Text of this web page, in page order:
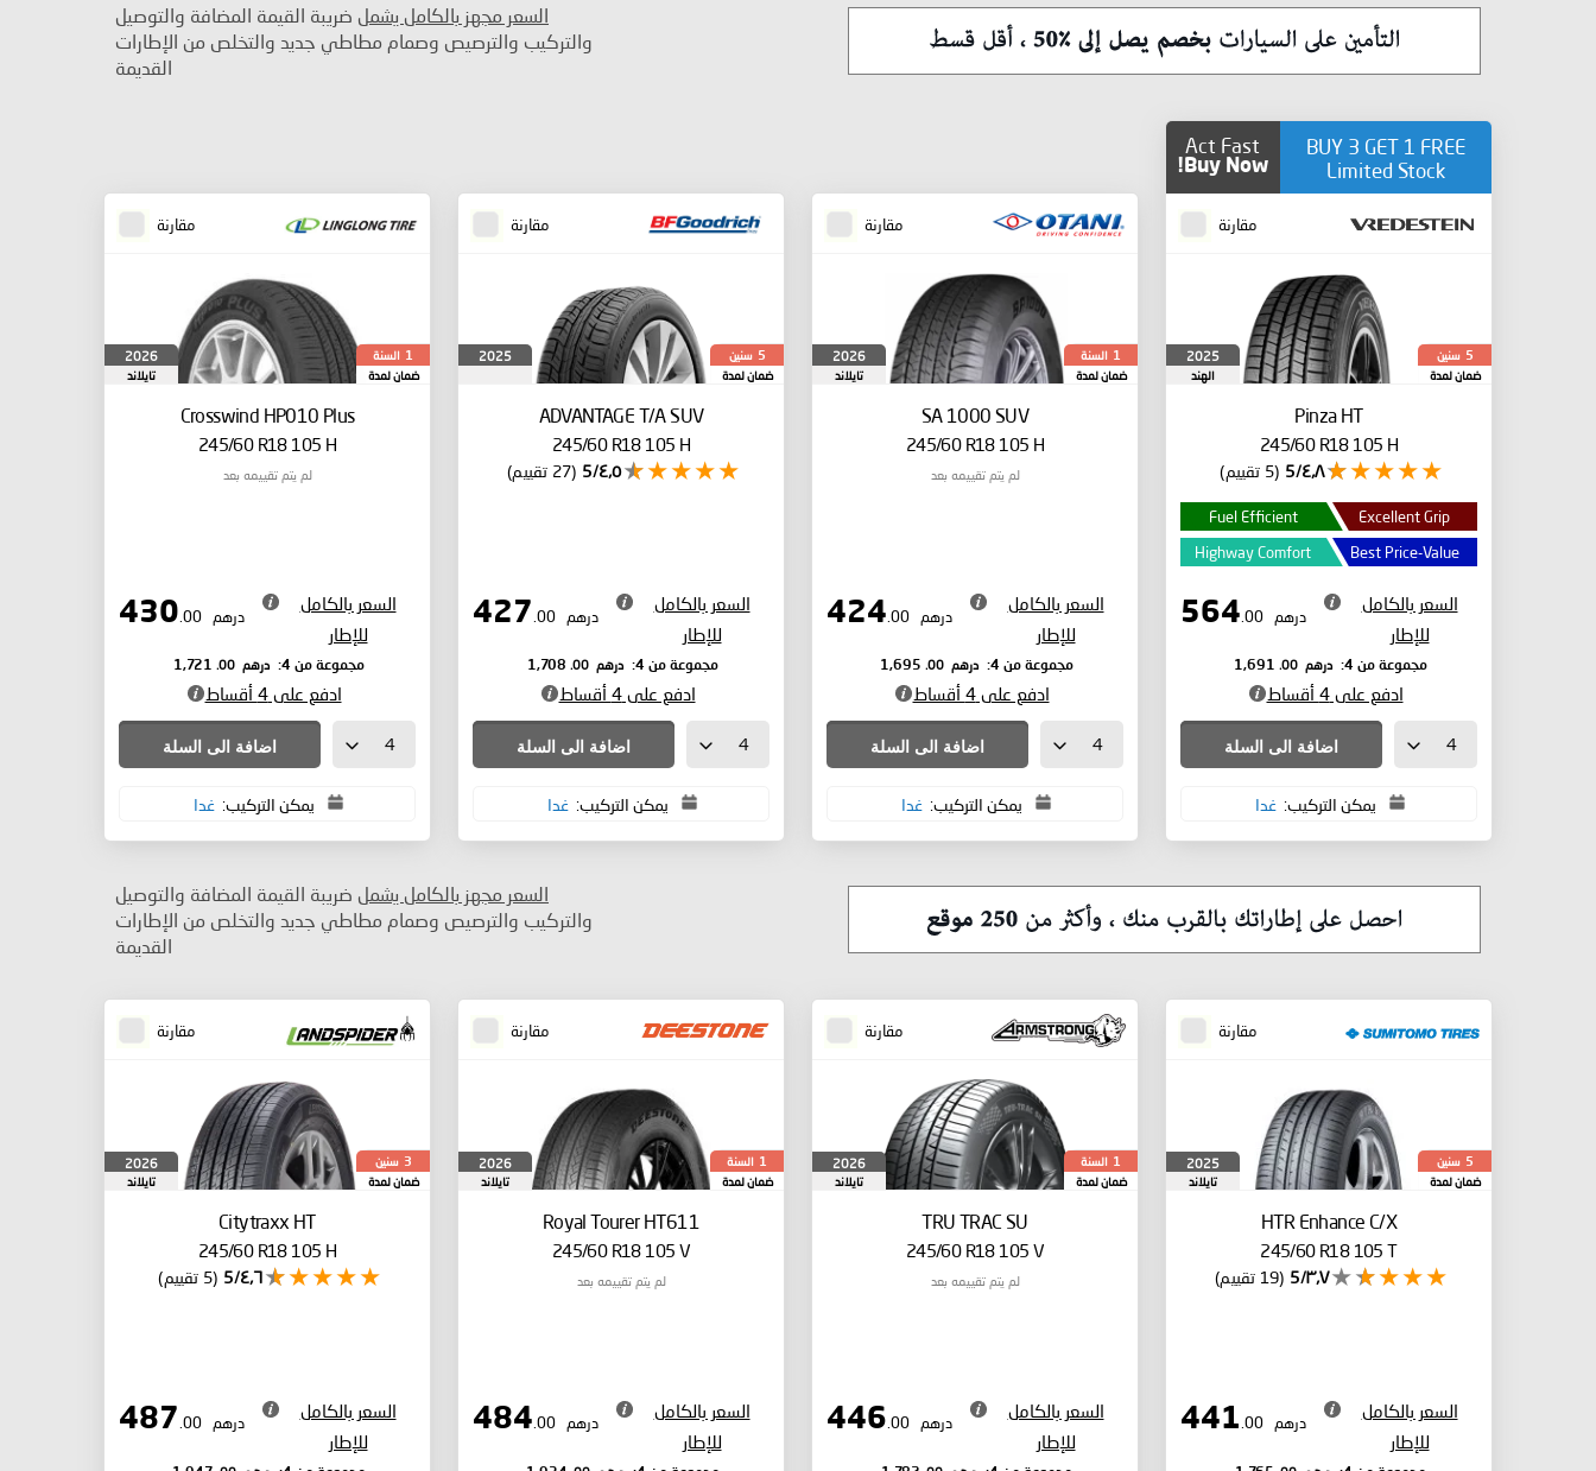
السعر مجهز بالكامل يشمل ضريبة القيمة المضافة والتوصيل
والتركيب والترصيص وصمام مطاطي جديد والتخلص من الإطارات
القديمة
BUY 3 GET 1 FREE
Limited Stock
Act Fast
Buy Now!
مقارنة
5 سنين
ضمان لمدة
2025
الهند
Pinza HT
245/60 R18 105 H
٤٫٨/5 (5 تقييم)
Excellent Grip
Fuel Efficient
Best Price-Value
Highway Comfort
السعر بالكامل
للإطار
درهم .00
مجموعة من 4: درهم .00
ادفع على 4 أقساط
اضافة الى السلة
يمكن التركيب: غدا
مقارنة
1 السنة
ضمان لمدة
2026
تايلاند
SA 1000 SUV
245/60 R18 105 H
لم يتم تقييمه بعد
السعر بالكامل
للإطار
درهم .00
مجموعة من 4: درهم .00
ادفع على 4 أقساط
اضافة الى السلة
يمكن التركيب: غدا
مقارنة
5 سنين
ضمان لمدة
2025
ADVANTAGE T/A SUV
245/60 R18 105 H
٤٫٥/5 (27 تقييم)
السعر بالكامل
للإطار
درهم .00
مجموعة من 4: درهم .00
ادفع على 4 أقساط
اضافة الى السلة
يمكن التركيب: غدا
مقارنة
1 السنة
ضمان لمدة
2026
تايلاند
Crosswind HP010 Plus
245/60 R18 105 H
لم يتم تقييمه بعد
السعر بالكامل
للإطار
درهم .00
مجموعة من 4: درهم .00
ادفع على 4 أقساط
اضافة الى السلة
يمكن التركيب: غدا
السعر مجهز بالكامل يشمل ضريبة القيمة المضافة والتوصيل
والتركيب والترصيص وصمام مطاطي جديد والتخلص من الإطارات
القديمة
مقارنة
5 سنين
ضمان لمدة
2025
تايلاند
HTR Enhance C/X
245/60 R18 105 T
٣٫٧/5 (19 تقييم)
السعر بالكامل
للإطار
درهم .00
مقارنة
1 السنة
ضمان لمدة
2026
تايلاند
TRU TRAC SU
245/60 R18 105 V
لم يتم تقييمه بعد
السعر بالكامل
للإطار
درهم .00
مقارنة
1 السنة
ضمان لمدة
2026
تايلاند
Royal Tourer HT611
245/60 R18 105 V
لم يتم تقييمه بعد
السعر بالكامل
للإطار
درهم .00
مقارنة
3 سنين
ضمان لمدة
2026
تايلاند
Citytraxx HT
245/60 R18 105 H
٤٫٦/5 (5 تقييم)
السعر بالكامل
للإطار
درهم .00